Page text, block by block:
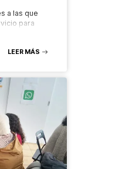
a las que
para
de…
LEER MÁS